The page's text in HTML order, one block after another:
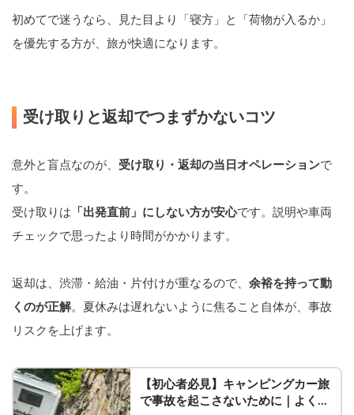
初めてで迷うなら、見た目より「寝方」と「荷物が入るか」
を優先する方が、旅が快適になります。
受け取りと返却でつまずかないコツ
意外と盲点なのが、 受け取り・返却の当日オペレーションで
す。
受け取りは 「出発直前」にしない方が安心です。説明や車両
チェックで思ったより時間がかかります。
返却は、渋滞・給油・片付けが重なるので、 余裕を持って動
くのが正解。夏休みは遅れないように焦ること自体が、事故
リスクを上げます。
【初心者必見】キャンピングカー旅
で事故を起こさないために｜よくあ